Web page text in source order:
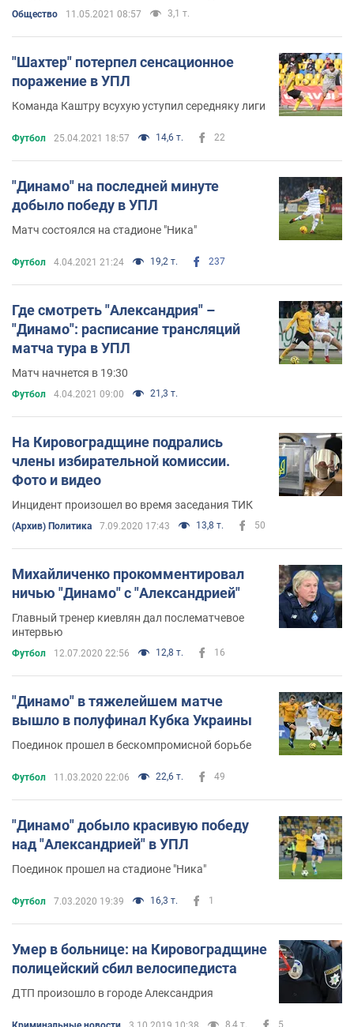
Общество 11.05.2021 08:57 3,1 т.
"Шахтер" потерпел сенсационное
поражение в УПЛ
Команда Каштру всухую уступил середняку лиги
Футбол 25.04.2021 18:57 14,6 т. 22
"Динамо" на последней минуте
добыло победу в УПЛ
Матч состоялся на стадионе "Ника"
Футбол 4.04.2021 21:24 19,2 т. 237
Где смотреть "Александрия" –
"Динамо": расписание трансляций
матча тура в УПЛ
Матч начнется в 19:30
Футбол 4.04.2021 09:00 21,3 т.
На Кировоградщине подрались
члены избирательной комиссии.
Фото и видео
Инцидент произошел во время заседания ТИК
(Архив) Политика 7.09.2020 17:43 13,8 т. 50
Михайличенко прокомментировал
ничью "Динамо" с "Александрией"
Главный тренер киевлян дал послематчевое
интервью
Футбол 12.07.2020 22:56 12,8 т. 16
"Динамо" в тяжелейшем матче
вышло в полуфинал Кубка Украины
Поединок прошел в бескомпромисной борьбе
Футбол 11.03.2020 22:06 22,6 т. 49
"Динамо" добыло красивую победу
над "Александрией" в УПЛ
Поединок прошел на стадионе "Ника"
Футбол 7.03.2020 19:39 16,3 т. 1
Умер в больнице: на Кировоградщине
полицейский сбил велосипедиста
ДТП произошло в городе Александрия
8,4 т. 5